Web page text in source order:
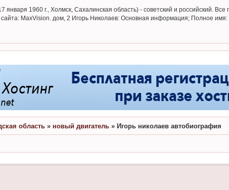
января 1960 г., Холмск, Сахалинская область) - советский и российский.
MaxVision. дом, 2 Игорь Николаев: Основная информация; Полное
область » новый двигатель » Игорь николаев автобиография